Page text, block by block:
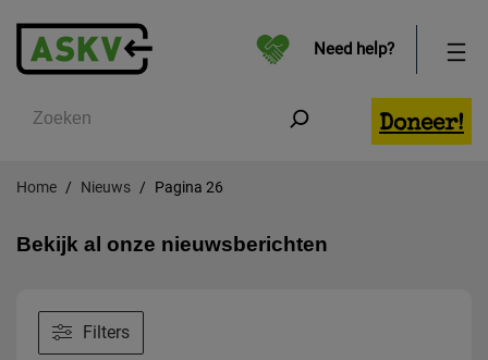
Zoeken
Doneer!
Need help?
Home Nieuws Pagina 26
Bekijk al onze nieuwsberichten
Filters